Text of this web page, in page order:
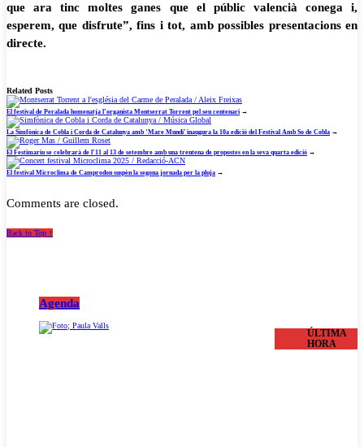
que ara tinc moltes ganes que el públic valencià conega i,
esperem, que disfrute”, fins i tot, amb possibles presentacions en
directe.
Related Posts
El festival de Peralada homenatja l’organista Montserrat Torrent pel seu centenari →
La Simfònica de Cobla i Corda de Catalunya amb ‘Mare Mundi’ inaugura la 10a edició del Festival Amb So de Cobla →
El Festimariu se celebrarà de l’11 al 13 de setembre amb una trentena de propostes en la seva quarta edició →
El festival Microclima de Camprodon suspèn la segona jornada per la pluja →
Comments are closed.
Back to Top ↑
Agenda
ÚLTIMA
HORA